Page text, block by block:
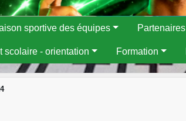
sportive des équipes Partenaires
scolaire - orientation Formation